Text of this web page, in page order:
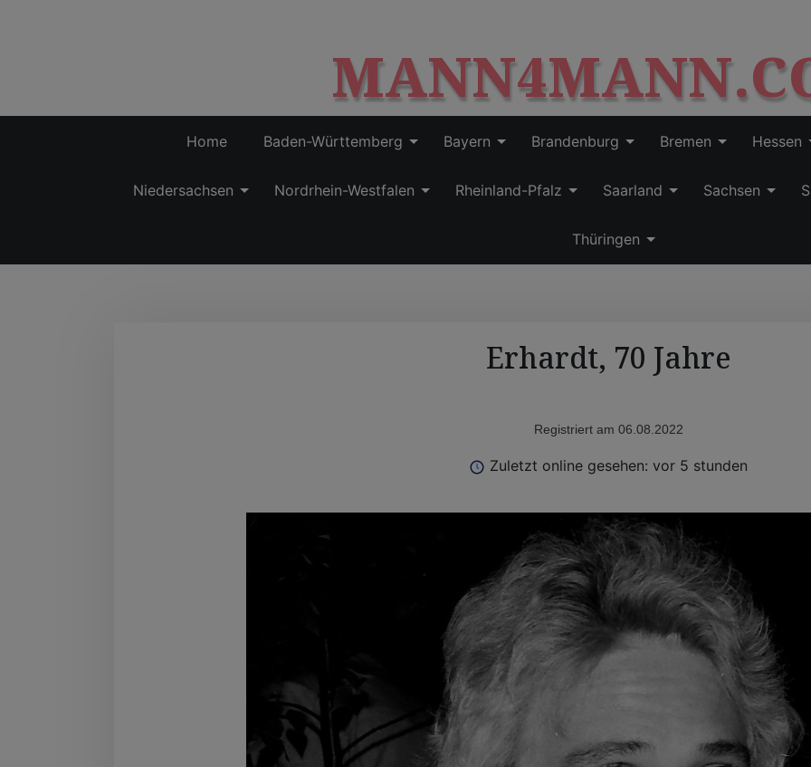
p
t
o
c
n
n
Home Baden-Württemberg Bayern Brandenburg Bremen Hessen
Niedersachsen Nordrhein-Westfalen Rheinland-Pfalz Saarland Sachsen
Thüringen
Erhardt, 70 Jahre
Registriert am 06.08.2022
Zuletzt online gesehen: vor 5 stunden